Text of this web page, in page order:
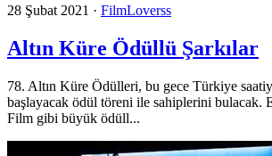
28 Şubat 2021 · FilmLoverss
Altın Küre Ödüllü Şarkılar
78. Altın Küre Ödülleri, bu gece Türkiye
başlayacak ödül töreni ile sahiplerini bulacak.
Film gibi büyük ödüll...